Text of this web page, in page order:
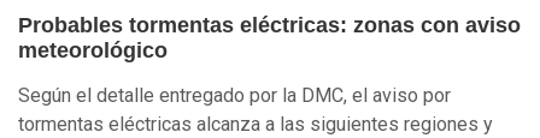
Probables tormentas eléctricas: zonas con aviso
meteorológico
Según el detalle entregado por la DMC, el aviso por
tormentas eléctricas alcanza a las siguientes regiones y